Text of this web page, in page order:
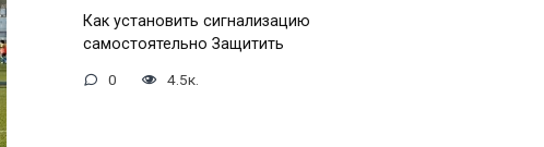
Как установить сигнализацию
самостоятельно Защитить
0 4.5к.